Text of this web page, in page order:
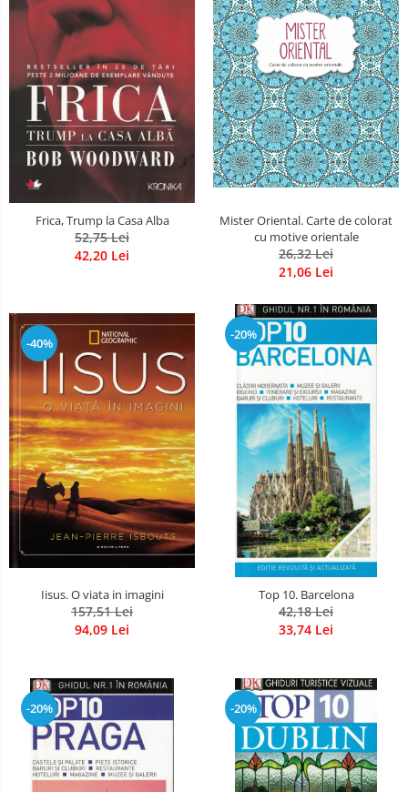
Frica, Trump la Casa Alba
52,75 Lei
42,20 Lei
Mister Oriental. Carte de colorat
cu motive orientale
26,32 Lei
21,06 Lei
-40%
Iisus. O viata in imagini
157,51 Lei
94,09 Lei
-20%
Top 10. Barcelona
42,18 Lei
33,74 Lei
-20% -20%